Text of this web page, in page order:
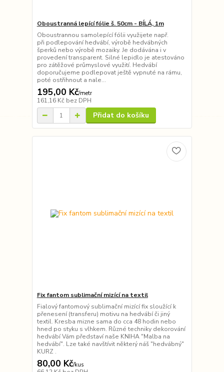
Oboustranná lepící fólie š. 50cm - BÍLÁ, 1m
Oboustrannou samolepící fólii využijete např.
při podlepování hedvábí, výrobě hedvábných
šperků nebo výrobě mozaiky. Je dodávána i v
provedení transparent. Silné lepidlo je atestováno
pro zátěžové průmyslové využití. Hedvábí
doporučujeme podlepovat ještě vypnuté na rámu,
poté ostřihnout a nale...
195,00 Kč/metr
161,16 Kč bez DPH
Přidat do košíku
Fix fantom sublimační mizící na textil
Fialový fantomový sublimační mizící fix sloužící k
přenesení (transferu) motivu na hedvábí či jiný
textil. Kresba mizne sama do cca 48 hodin nebo
hned po styku s vlhkem. Různé techniky dekorování
hedvábí Vám představí naše KNIHA "Malba na
hedvábí". Lze také navštívit některý náš "hedvábný"
KURZ .
80,00 Kč/kus